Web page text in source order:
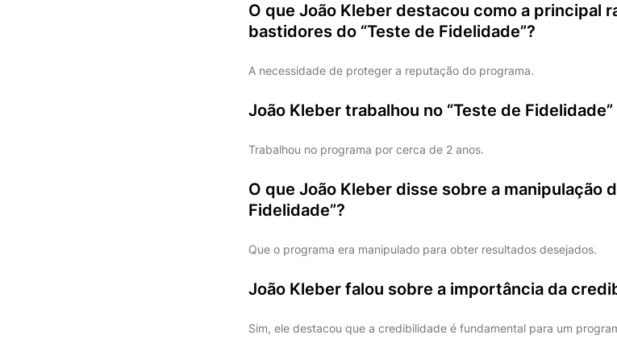
O que João Kleber destacou como a principal
bastidores do “Teste de Fidelidade”?
A necessidade de proteger a reputação do programa.
João Kleber trabalhou no “Teste de
Trabalhou no programa por cerca de 2 anos.
O que João Kleber disse sobre a manipulação
Fidelidade”?
Que o programa era manipulado para obter resultados desejados.
João Kleber falou sobre a importância da
Sim, ele destacou que a credibilidade é fundamental para um